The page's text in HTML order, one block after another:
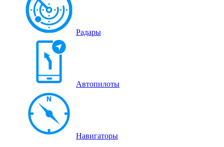
Радары
Автопилоты
Навигаторы